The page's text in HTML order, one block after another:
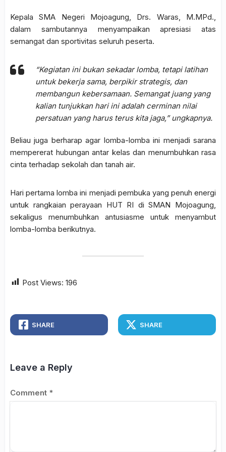
Kepala SMA Negeri Mojoagung, Drs. Waras, M.MPd.,
dalam sambutannya menyampaikan apresiasi atas
semangat dan sportivitas seluruh peserta.
“Kegiatan ini bukan sekadar lomba, tetapi latihan
untuk bekerja sama, berpikir strategis, dan
membangun kebersamaan. Semangat juang yang
kalian tunjukkan hari ini adalah cerminan nilai
persatuan yang harus terus kita jaga,”ungkapnya.
Beliau juga berharap agar lomba-lomba ini menjadi sarana
mempererat hubungan antar kelas dan menumbuhkan rasa
cinta terhadap sekolah dan tanah air.
Hari pertama lomba ini menjadi pembuka yang penuh energi
untuk rangkaian perayaan HUT RI di SMAN Mojoagung,
sekaligus menumbuhkan antusiasme untuk menyambut
lomba-lomba berikutnya.
Post Views: 196
SHARE SHARE
Leave a Reply
Comment *